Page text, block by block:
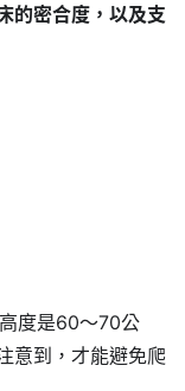
的密合度，以及支
度是60～70公
意到，才能避免爬